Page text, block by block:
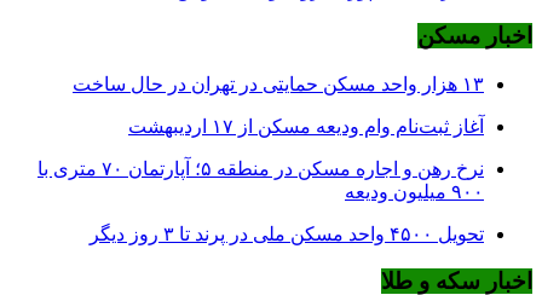
اخبار مسکن
۱۳ هزار واحد مسکن حمایتی در تهران در حال ساخت
آغاز ثبت‌نام وام ودیعه مسکن از ۱۷ اردیبهشت
نرخ‌ رهن و اجاره مسکن در منطقه ۵؛ آپارتمان ۷۰ متری با
۹۰۰ میلیون ودیعه
تحویل ۴۵۰۰ واحد مسکن ملی در پرند تا ۳ روز دیگر
اخبار سکه و طلا